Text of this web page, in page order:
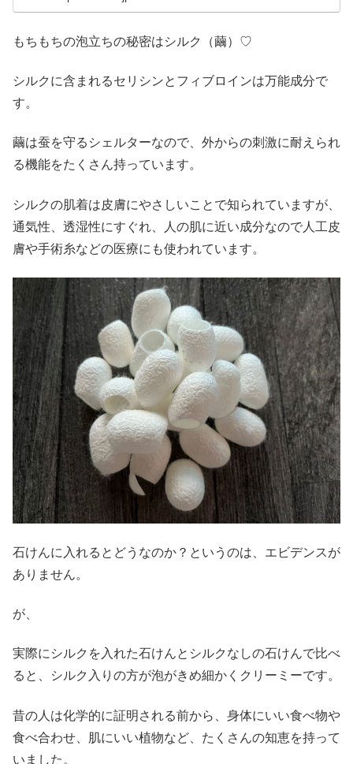
もちもちの泡立ちの秘密はシルク（繭）♡
シルクに含まれるセリシンとフィブロインは万能成分で
す。
繭は蚕を守るシェルターなので、外からの刺激に耐えられ
る機能をたくさん持っています。
シルクの肌着は皮膚にやさしいことで知られていますが、
通気性、透湿性にすぐれ、人の肌に近い成分なので人工皮
膚や手術糸などの医療にも使われています。
石けんに入れるとどうなのか？というのは、エビデンスが
ありません。
が、
実際にシルクを入れた石けんとシルクなしの石けんで比べ
ると、シルク入りの方が泡がきめ細かくクリーミーです。
昔の人は化学的に証明される前から、身体にいい食べ物や
食べ合わせ、肌にいい植物など、たくさんの知恵を持って
いました。